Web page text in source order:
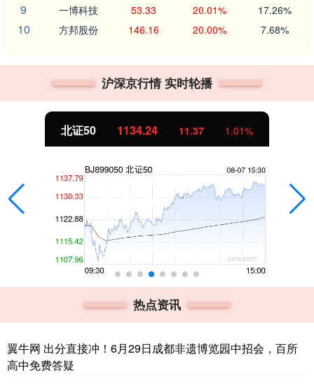
9 一博科技 53.33 20.01% 17.26%
10 方邦股份 146.16 20.00% 7.68%
沪深京行情 实时轮播
北证50 1134.24 11.37 1.01%
热点资讯
翼牛网 出分直接冲！6月29日成都非遗博览园中招会，百所
高中免费答疑